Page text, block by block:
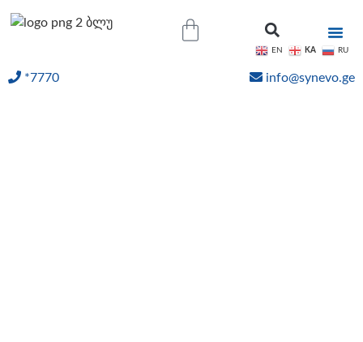
*7770 info@synevo.ge
EN KA RU